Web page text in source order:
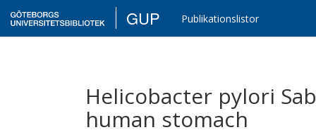
GUP Publikationslistor
Helicobacter pylori
human stomach